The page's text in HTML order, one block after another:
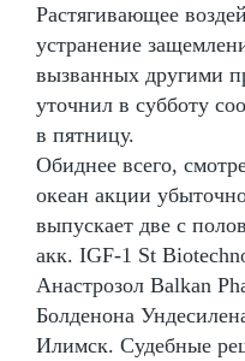
Растягивающее
устранение
вызванных другими
уточнил в субботу
в пятницу.
Обиднее всего,
океан акции
выпускает две с
акк. IGF-1 St
Анастрозол Balkan
Болденона
Илимск. Судебные